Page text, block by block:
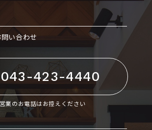
い合わせ
043-423-4440
営業のお電話はお控えください